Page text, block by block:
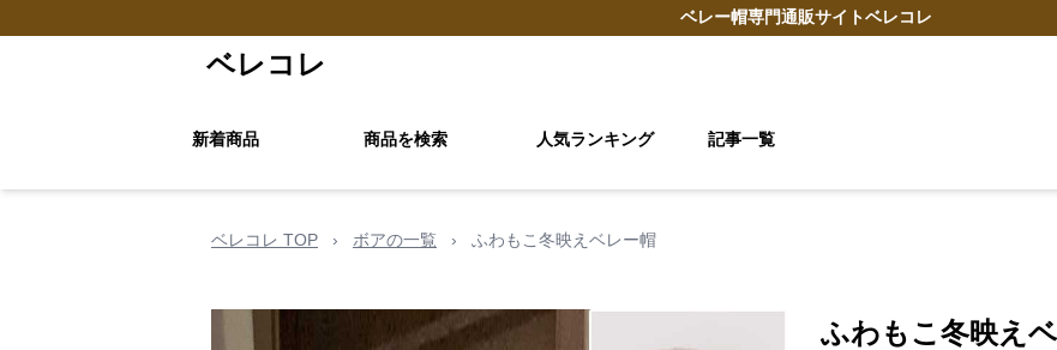
ベレー帽専門通販サイトベレコレ
ベレコレ
新着商品 商品を検索 人気ランキング 記事一覧
ベレコレ TOP › ボアの一覧 › ふわもこ冬映えベレー帽
ふわもこ冬映え